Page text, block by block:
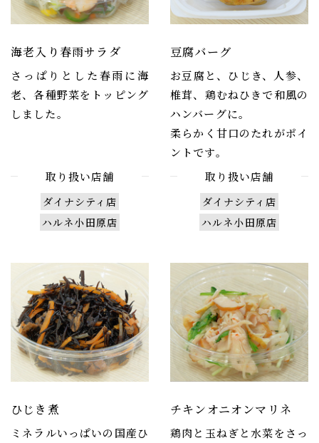
海老入り春雨サラダ
さっぱりとした春雨に海
老、各種野菜をトッピング
しました。
取り扱い店舗
ダイナシティ店
ハルネ小田原店
豆腐バーグ
お豆腐と、ひじき、人参、
椎茸、鶏むねひきで和風の
ハンバーグに。
柔らかく甘口のたれがポイ
ントです。
取り扱い店舗
ダイナシティ店
ハルネ小田原店
ひじき煮
ミネラルいっぱいの国産ひ
チキンオニオンマリネ
鶏肉と玉ねぎと水菜をさっ